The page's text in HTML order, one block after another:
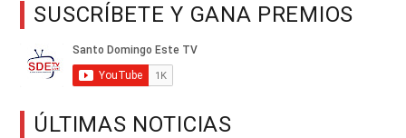
SUSCRÍBETE Y GANA PREMIOS
ÚLTIMAS NOTICIAS